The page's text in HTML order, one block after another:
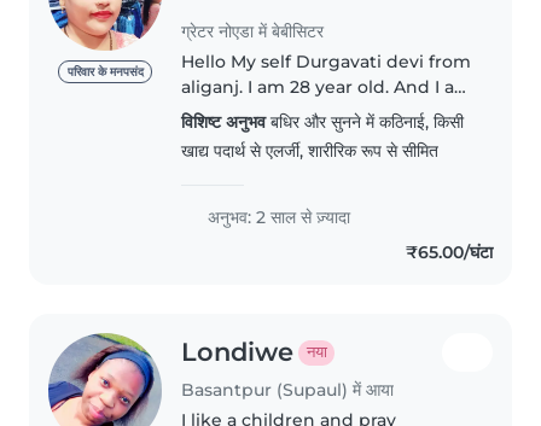
परिवार के मनपसंद
ग्रेटर नोएडा में बेबीसिटर
Hello My self Durgavati devi from
aliganj. I am 28 year old. And I am
Ensuring the children's safety
and well-being at all times, both
indoors and outdoors. Preparing
विशिष्ट अनुभवबधिर और सुनने में कठिनाई, किसी
खाद्य पदार्थ से एलर्जी, शारीरिक रूप से सीमित
अनुभव: 2 साल से ज़्यादा
₹65.00/घंटा
Londiwe नया
Basantpur (Supaul) में आया
I like a children and pray